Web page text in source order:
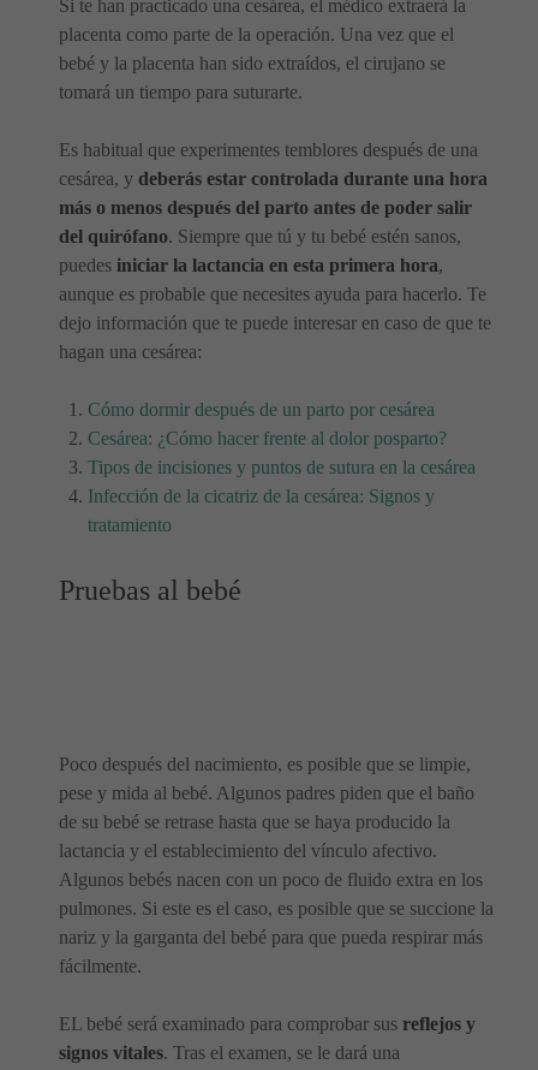
Si te han practicado una cesárea, el médico extraerá la
placenta como parte de la operación. Una vez que el
bebé y la placenta han sido extraídos, el cirujano se
tomará un tiempo para suturarte.
Es habitual que experimentes temblores después de una
cesárea, y deberás estar controlada durante una hora
más o menos después del parto antes de poder salir
del quirófano. Siempre que tú y tu bebé estén sanos,
puedes iniciar la lactancia en esta primera hora,
aunque es probable que necesites ayuda para hacerlo. Te
dejo información que te puede interesar en caso de que te
hagan una cesárea:
Cómo dormir después de un parto por cesárea
Cesárea: ¿Cómo hacer frente al dolor posparto?
Tipos de incisiones y puntos de sutura en la cesárea
Infección de la cicatriz de la cesárea: Signos y
tratamiento
Pruebas al bebé
Poco después del nacimiento, es posible que se limpie,
pese y mida al bebé. Algunos padres piden que el baño
de su bebé se retrase hasta que se haya producido la
lactancia y el establecimiento del vínculo afectivo.
Algunos bebés nacen con un poco de fluido extra en los
pulmones. Si este es el caso, es posible que se succione la
nariz y la garganta del bebé para que pueda respirar más
fácilmente.
EL bebé será examinado para comprobar sus reflejos y
signos vitales. Tras el examen, se le dará una